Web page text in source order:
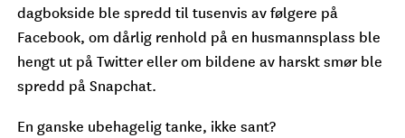
dagbokside ble spredd til tusenvis av følgere på
Facebook, om dårlig renhold på en husmannsplass ble
hengt ut på Twitter eller om bildene av harskt smør ble
spredd på Snapchat.
En ganske ubehagelig tanke, ikke sant?